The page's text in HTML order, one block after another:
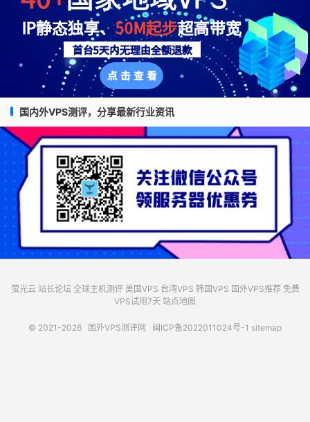
国内外VPS测评，分享最新行业资讯
萤光云 站长论坛 全球主机测评 美国VPS 台湾VPS 韩国VPS 国外VPS推荐 免费
VPS试用7天 站点地图
© 2021-2026 国外VPS测评网 闽ICP备2022011024号-1 sitemap